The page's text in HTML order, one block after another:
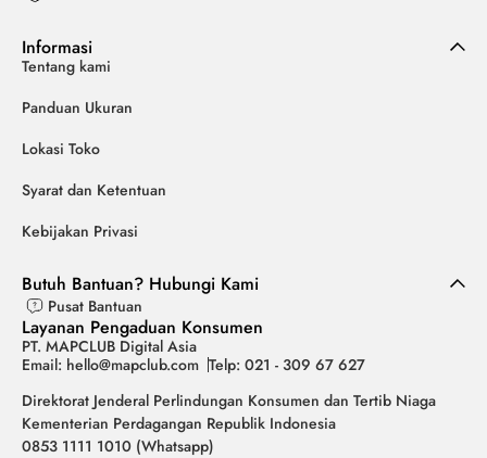
Informasi
Tentang kami
Panduan Ukuran
Lokasi Toko
Syarat dan Ketentuan
Kebijakan Privasi
Butuh Bantuan? Hubungi Kami
Pusat Bantuan
Layanan Pengaduan Konsumen
PT. MAPCLUB Digital Asia
Email: hello@mapclub.com Telp: 021 - 309 67 627
Direktorat Jenderal Perlindungan Konsumen dan Tertib Niaga
Kementerian Perdagangan Republik Indonesia
0853 1111 1010 (Whatsapp)